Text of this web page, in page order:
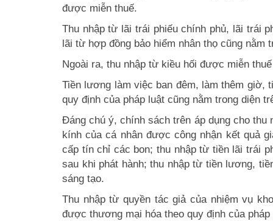
được miễn thuế.
Thu nhập từ lãi trái phiếu chính phủ, lãi trái
lãi từ hợp đồng bảo hiểm nhân thọ cũng nằm
Ngoài ra, thu nhập từ kiều hối được miễn
Tiền lương làm việc ban đêm, làm thêm giờ,
quy định của pháp luật cũng nằm trong diện
Đáng chú ý, chính sách trên áp dụng cho thu
kính của cá nhân được công nhận kết quả
cấp tín chỉ các bon; thu nhập từ tiền lãi trái
sau khi phát hành; thu nhập từ tiền lương,
sáng tạo.
Thu nhập từ quyền tác giả của nhiệm vụ
được thương mại hóa theo quy định của